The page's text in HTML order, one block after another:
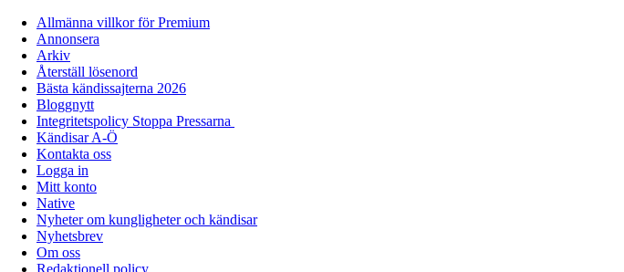
Allmänna villkor för Premium
Annonsera
Arkiv
Återställ lösenord
Bästa kändissajterna 2026
Bloggnytt
Integritetspolicy Stoppa Pressarna
Kändisar A-Ö
Kontakta oss
Logga in
Mitt konto
Native
Nyheter om kungligheter och kändisar
Nyhetsbrev
Om oss
Redaktionell policy